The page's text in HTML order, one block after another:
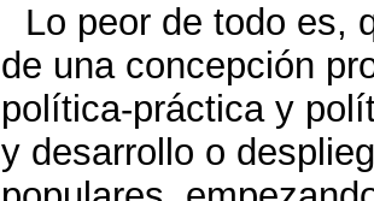
Lo peor de todo es,
de una concepción
política-práctica y
y desarrollo o